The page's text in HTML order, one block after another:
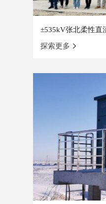
±535kV张北柔性直
探索更多